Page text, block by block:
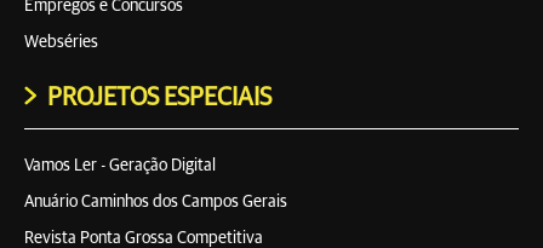
Empregos e Concursos
Webséries
PROJETOS ESPECIAIS
Vamos Ler - Geração Digital
Anuário Caminhos dos Campos Gerais
Revista Ponta Grossa Competitiva